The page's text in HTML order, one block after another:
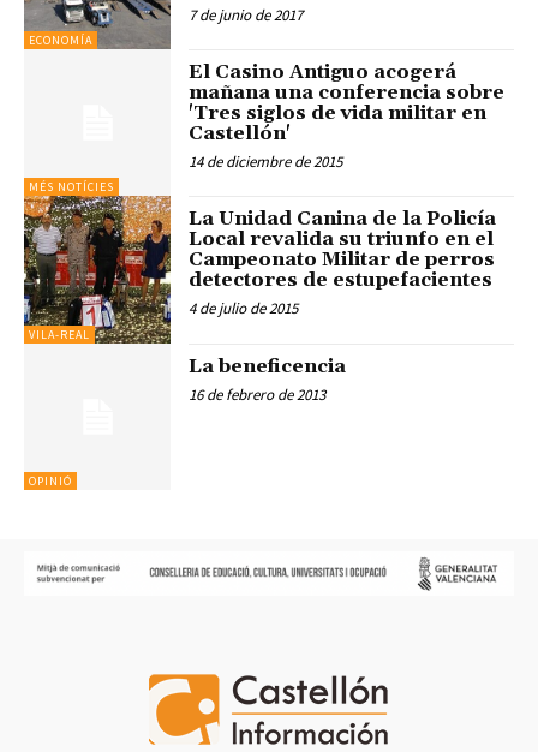
ECONOMÍA
7 de junio de 2017
MÉS NOTÍCIES
El Casino Antiguo acogerá
mañana una conferencia sobre
'Tres siglos de vida militar en
Castellón'
14 de diciembre de 2015
VILA-REAL
La Unidad Canina de la Policía
Local revalida su triunfo en el
Campeonato Militar de perros
detectores de estupefacientes
4 de julio de 2015
OPINIÓ
La beneficencia
16 de febrero de 2013